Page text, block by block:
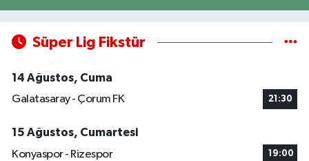
Süper Lig Fikstür
14 Ağustos, Cuma
Galatasaray - Çorum FK
21:30
15 Ağustos, Cumartesi
Konyaspor - Rizespor
19:00